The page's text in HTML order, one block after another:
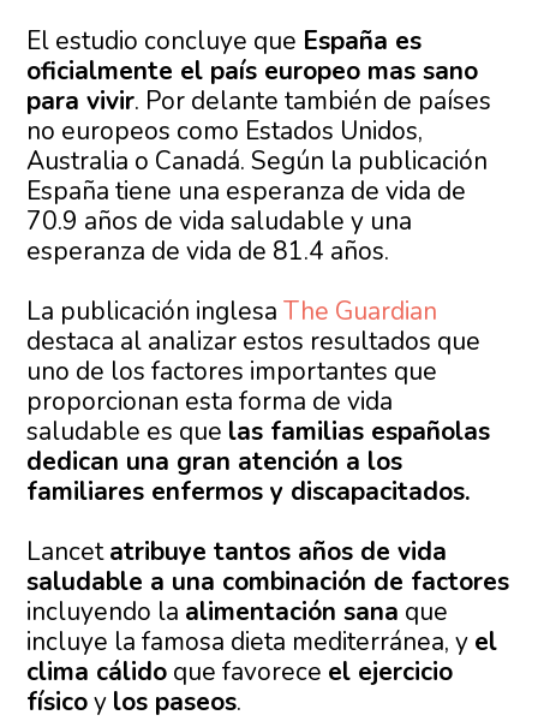
El estudio concluye que España es
oficialmente el país europeo mas sano
para vivir. Por delante también de países
no europeos como Estados Unidos,
Australia o Canadá. Según la publicación
España tiene una esperanza de vida de
70.9 años de vida saludable y una
esperanza de vida de 81.4 años.
La publicación inglesa The Guardian
destaca al analizar estos resultados que
uno de los factores importantes que
proporcionan esta forma de vida
saludable es que las familias españolas
dedican una gran atención a los
familiares enfermos y discapacitados.
Lancetatribuye tantos años de vida
saludable a una combinación de factores
incluyendo la alimentación sana que
incluye la famosa dieta mediterránea, y el
clima cálido que favorece el ejercicio
físicoy los paseos.